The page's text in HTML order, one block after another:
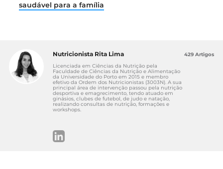
saudável para a família
Nutricionista Rita Lima
Licenciada em Ciências da Nutrição pela
Faculdade de Ciências da Nutrição e Alimentação
da Universidade do Porto em 2015 e membro
efetivo da Ordem dos Nutricionistas (3003N). A sua
principal área de intervenção passou pela nutrição
desportiva e emagrecimento, tendo atuado em
ginásios, clubes de futebol, de judo e natação,
realizando consultas de nutrição, formações e
workshops.
429 Artigos